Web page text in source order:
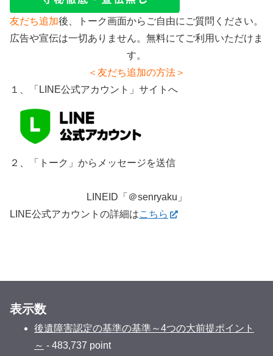
友だち追加後、トーク画面からご自由にご質問ください。
広告や宣伝は一切ありません。無料にてご利用いただけま
す。
＜友だち追加の方法＞
１、「LINE公式アカウント」サイトへ
２、「トーク」からメッセージを送信
LINEID「＠senryaku」
LINE公式アカウントの詳細はこちら
表示数
後遺障害認定の基準の基準～4つの大前提ポイント
～ - 483,737 point